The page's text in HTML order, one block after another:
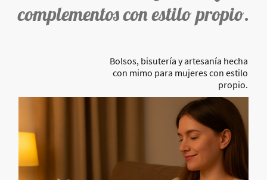
complementos con estilo propio.
Bolsos, bisutería y artesanía hecha
con mimo para mujeres con estilo
propio.